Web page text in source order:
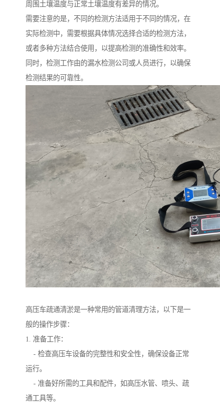
周围土壤温度与正常土壤温度有差异的情况。
需要注意的是，不同的检测方法适用于不同的情况，在
实际检测中，需要根据具体情况选择合适的检测方法，
或者多种方法结合使用，以提高检测的准确性和效率。
同时，检测工作由的漏水检测公司或人员进行，以确保
检测结果的可靠性。
高压车疏通清淤是一种常用的管道清理方法，以下是一
般的操作步骤：
1. 准备工作：
- 检查高压车设备的完整性和安全性，确保设备正常
运行。
- 准备好所需的工具和配件，如高压水管、喷头、疏
通工具等。